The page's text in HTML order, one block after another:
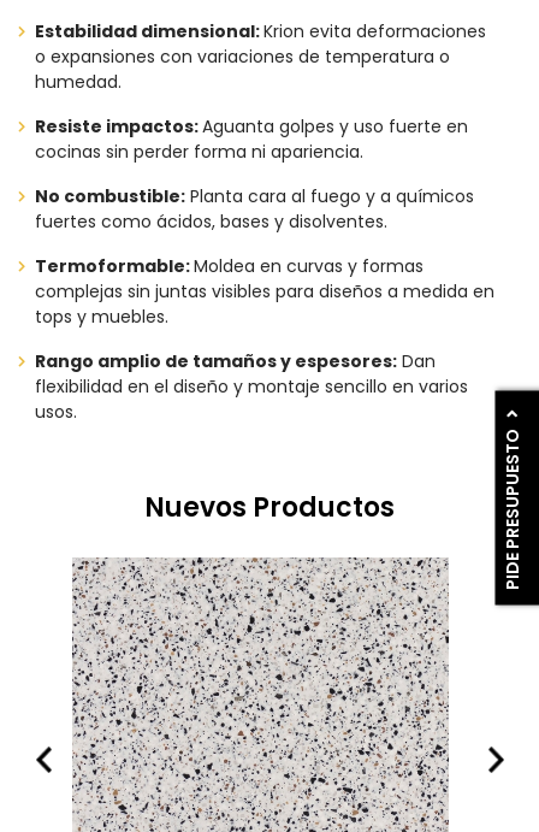
PIDE PRESUPUESTO
Estabilidad dimensional:Krion evita deformaciones
o expansiones con variaciones de temperatura o
humedad.
Resiste impactos:Aguanta golpes y uso fuerte en
cocinas sin perder forma ni apariencia.
No combustible: Planta cara al fuego y a químicos
fuertes como ácidos, bases y disolventes.
Termoformable:Moldea en curvas y formas
complejas sin juntas visibles para diseños a medida en
tops y muebles.
Rango amplio de tamaños y espesores: Dan
flexibilidad en el diseño y montaje sencillo en varios
usos.
Nuevos Productos